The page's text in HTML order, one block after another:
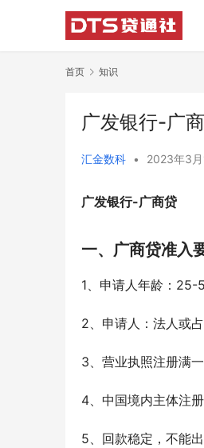
首页 知识
广发银行-广
汇金数科 • 2023年3
广发银行-广商贷
一、广商贷准入
1、申请人年龄：25-
2、申请人：法人或
3、营业执照注册满一
4、中国境内主体注
5、回款稳定，不能